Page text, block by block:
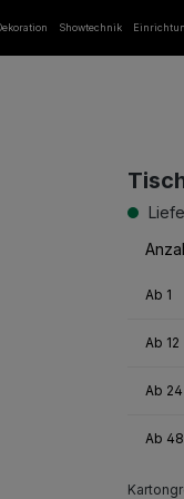
Showtechnik
Ab 1
Ab 12
Ab 24
Ab 48